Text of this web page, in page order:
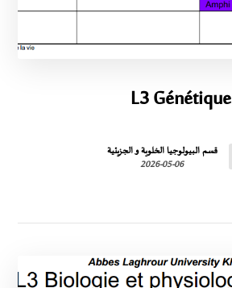
L3 Génétique
قسم البيولوجيا الخلوية و الجزيئية
2026-05-06